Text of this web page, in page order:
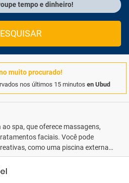
tempo e dinheiro!
muito procurado!
nos últimos 15 minutos en Ubud
spa, que oferece massagens,
faciais. Você pode
como uma piscina externa e
and Breakfast oferece Wi-Fi de
e área para piquenique.. As
um business center, check-in